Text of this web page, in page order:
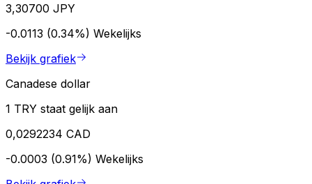
3,30700 JPY
-0.0113 (0.34%) Wekelijks
Bekijk grafiek
Canadese dollar
1 TRY staat gelijk aan
0,0292234 CAD
-0.0003 (0.91%) Wekelijks